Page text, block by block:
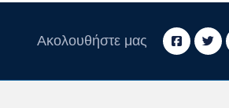
Ακολουθήστε μας